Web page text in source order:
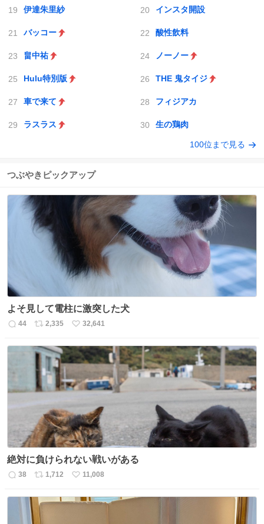
伊達朱里紗 インスタ開設
バッコー 酸性飲料
畠中祐 ノーノー
Hulu特別版 THE 鬼タイジ
車で来て フィジアカ
ラスラス 生の鶏肉
100位まで見る
つぶやきピックアップ
よそ見して電柱に激突した犬
返
数
44
リ
ス
ト
数
2,335
い
ね
数
32,641
絶対に負けられない戦いがある
返
38
リ
ス
ト
1,712
い
ね
11,008